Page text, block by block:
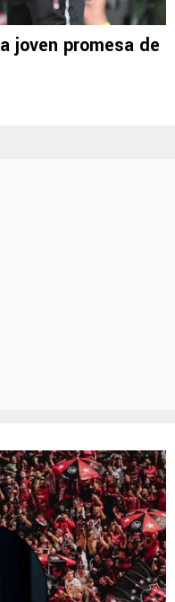
joven promesa de